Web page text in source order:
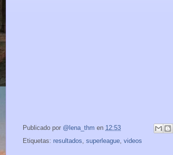
Publicado por @lena_thm en 12:53
Etiquetas: resultados superleague videos